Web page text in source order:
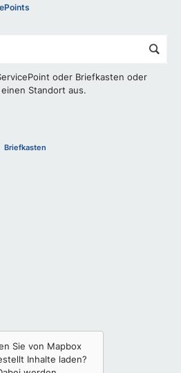
oder Briefkasten oder
Standort aus.
Briefkasten
Sie von Mapbox
Inhalte laden?